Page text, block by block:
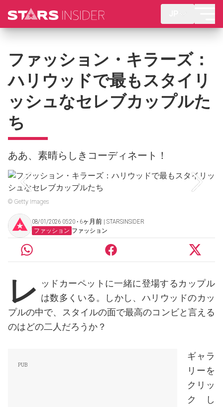
ファッション・キラーズ：
ハリウッドで最もスタイリ
ッシュなセレブカップルた
ち
ああ、素晴らしきコーディネート！
© Getty Images
08/01/2026 05:20 ‧ 6ヶ月前 | STARSINSIDER
ファッション ファッション
レ ッドカーペットに一緒に登場するカップル
は数多くいる。しかし、ハリウッドのカッ
プルの中で、スタイルの面で最高のコンビと言える
のはどの二人だろうか？
ギャラ
リーを
クリッ
クし